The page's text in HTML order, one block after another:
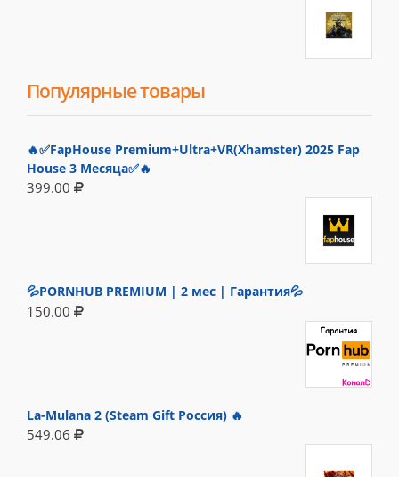
Популярные товары
🔥✅FapHouse Premium+Ultra+VR(Xhamster) 2025 Fap
House 3 Месяца✅🔥
399.00
💦PORNHUB PREMIUM | 2 мес | Гарантия💦
150.00
La-Mulana 2 (Steam Gift Россия) 🔥
549.06